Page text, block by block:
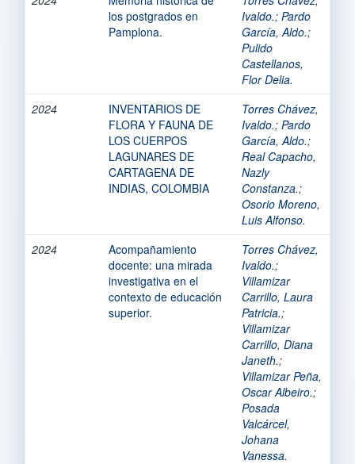
los postgrados en
Pamplona.
Ivaldo.; Pardo
García, Aldo.;
Pulido
Castellanos,
Flor Delia.
2024
INVENTARIOS DE
FLORA Y FAUNA DE
LOS CUERPOS
LAGUNARES DE
CARTAGENA DE
INDIAS, COLOMBIA
Torres Chávez,
Ivaldo.; Pardo
García, Aldo.;
Real Capacho,
Nazly
Constanza.;
Osorio Moreno,
Luis Alfonso.
2024
Acompañamiento
docente: una mirada
investigativa en el
contexto de educación
superior.
Torres Chávez,
Ivaldo.;
Villamizar
Carrillo, Laura
Patricia.;
Villamizar
Carrillo, Diana
Janeth.;
Villamizar Peña,
Oscar Albeiro.;
Posada
Valcárcel,
Johana
Vanessa.